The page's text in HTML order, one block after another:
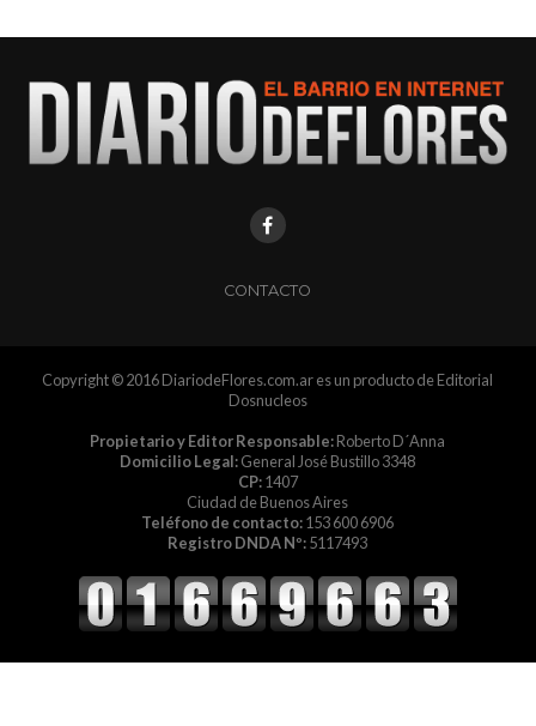
CONTACTO
Copyright © 2016 DiariodeFlores.com.ar es un producto de Editorial
Dosnucleos
Propietario y Editor Responsable:Roberto D´Anna
Domicilio Legal:General José Bustillo 3348
CP:1407
Ciudad de Buenos Aires
Teléfono de contacto:153 600 6906
Registro DNDA Nº:5117493